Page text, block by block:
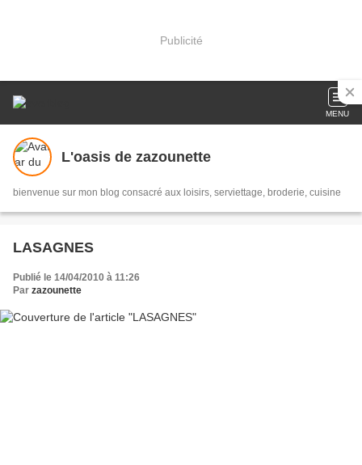
Publicité
MENU
L'oasis de zazounette
bienvenue sur mon blog consacré aux loisirs, serviettage, broderie, cuisine
LASAGNES
Publié le 14/04/2010 à 11:26
Par zazounette